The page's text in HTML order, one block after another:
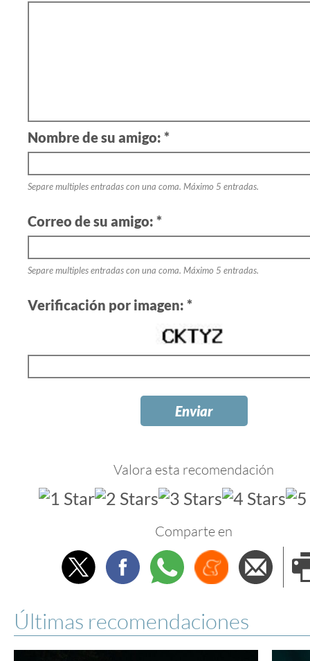
Nombre de su amigo: *
Separe multiples entradas con una coma. Máximo 5 entradas.
Correo de su amigo: *
Separe multiples entradas con una coma. Máximo 5 entradas.
Verificación por imagen: *
Valora esta recomendación
Comparte en
TwitterFacebookWhatsappMenéame
Últimas recomendaciones